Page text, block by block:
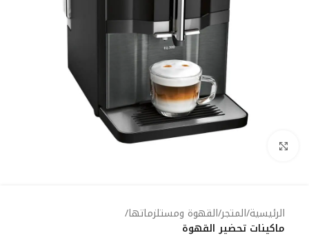
الرئيسية المتجر القهوة ومستلزماتها
ماكينات تحضير القهوة